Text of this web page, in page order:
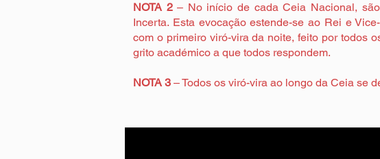
NOTA 2– No início de cada Ceia Nacional, são
Incerta. Esta evocação estende-se ao Rei e
com o primeiro viró-vira da noite, feito por todos
grito académico a que todos respondem.
NOTA 3 – Todos os viró-vira ao longo da Ceia se